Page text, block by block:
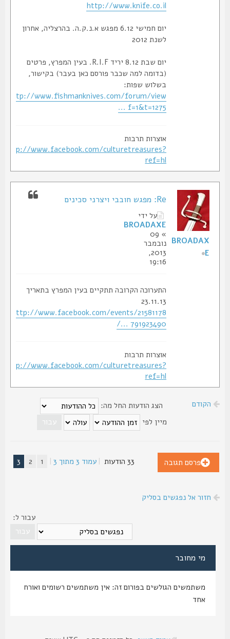
http://www.knife.co.il
יום חמישי 6.12 מפגש א.נ.ק.ה. בהרצליה, אחרון
לשנת 2012
יום שבת 8.12 יריד R.I.F. בעין המפרץ, פרטים
(בדומה למה שכבר פורסם כאן בעבר) בקישור,
בשלוש שפות:
http://www.fishmanknives.com/forum/view
... f=1&t=1275
אוצרות תרבות
http://www.facebook.com/culturetreasures?
ref=hl
על ידי
BROADAXE
» 09
נובמבר
2013,
19:16
התערוכה הקרובה תתקיים בעין המפרץ בתאריך
23.11.13
http://www.facebook.com/events/21581178
... 791923490/
אוצרות תרבות
http://www.facebook.com/culturetreasures?
ref=hl
BROADAX
הקודם
הצג הודעות החל מה:
מיין לפי
פרסם תגובה |עמוד3מתוך3
|
1
חזור אל נפגשים בסליק
עבור ל:
מי מחובר
משתמשים הגולשים בפורום זה: אין משתמשים רשומים ואורח